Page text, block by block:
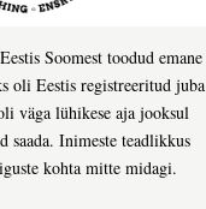
Soomest toodud emane
oli Eestis registreeritud juba
väga lühikese aja jooksul
saada. Inimeste teadlikkus
kohta mitte midagi.